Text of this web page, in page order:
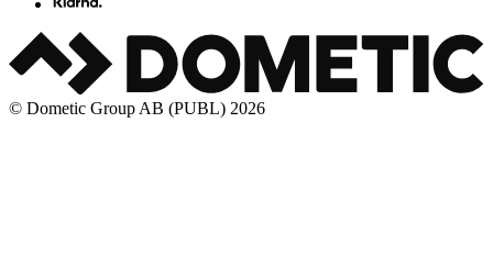
© Dometic Group AB (PUBL) 2026